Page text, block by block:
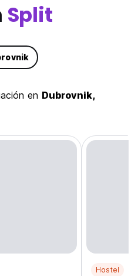
Split
en Dubrovnik,
Hostel